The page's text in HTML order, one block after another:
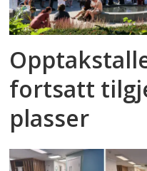
fortsatt
plasser